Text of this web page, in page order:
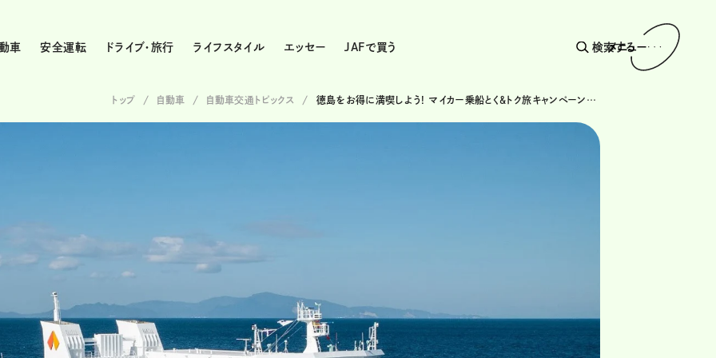
車 安全運転 ドライブ・旅行 ライフスタイル エッセー JAFで買う 検索する
メニュー
トップ 自動車 自動車交通トピックス 徳島をお得に満喫しよう! マイカー乗船とく＆トク旅キャンペーンを実施中